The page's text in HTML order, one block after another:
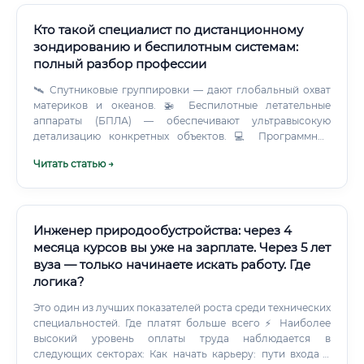
Кто такой специалист по дистанционному
зондированию и беспилотным системам:
полный разбор профессии
🛰️ Спутниковые группировки — дают глобальный охват
материков и океанов. 🚁 Беспилотные летательные
аппараты (БПЛА) — обеспечивают ультравысокую
детализацию конкретных объектов. 💻 Программные
в решения для бизнеса и государства.
Читать статью →
Инженер природообустройства: через 4
месяца курсов вы уже на зарплате. Через 5 лет
вуза — только начинаете искать работу. Где
логика?
Это один из лучших показателей роста среди технических
специальностей. Где платят больше всего ⚡ Наиболее
высокий уровень оплаты труда наблюдается в
следующих секторах: Как начать карьеру: пути входа в